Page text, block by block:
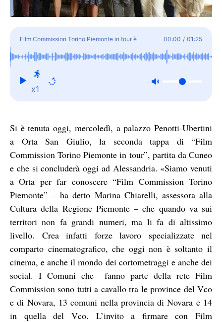
Film Commission Torino Piemonte in tour è
approdato a Orta San Giulio
00:00 / 01:25
x1
Si è tenuta oggi, mercoledì, a palazzo Penotti-Ubertini
a Orta San Giulio, la seconda tappa di “Film
Commission Torino Piemonte in tour”, partita da Cuneo
e che si concluderà oggi ad Alessandria. «Siamo venuti
a Orta per far conoscere “Film Commission Torino
Piemonte” – ha detto Marina Chiarelli, assessora alla
Cultura della Regione Piemonte – che quando va sui
territori non fa grandi numeri, ma li fa di altissimo
livello. Crea infatti forze lavoro specializzate nel
comparto cinematografico, che oggi non è soltanto il
cinema, e anche il mondo dei cortometraggi e anche dei
social. I Comuni che fanno parte della rete Film
Commission sono tutti a cavallo tra le province del Vco
e di Novara, 13 comuni nella provincia di Novara e 14
in quella del Vco. L’invito a firmare con Film